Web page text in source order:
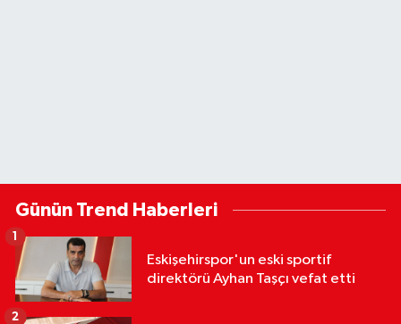
Günün Trend Haberleri
Eskişehirspor'un eski sportif
direktörü Ayhan Taşçı vefat etti
1
2